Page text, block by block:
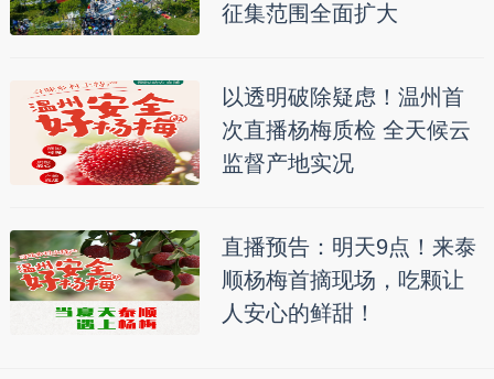
征集范围全面扩大
以透明破除疑虑！温州首
次直播杨梅质检 全天候云
监督产地实况
直播预告：明天9点！来泰
顺杨梅首摘现场，吃颗让
人安心的鲜甜！